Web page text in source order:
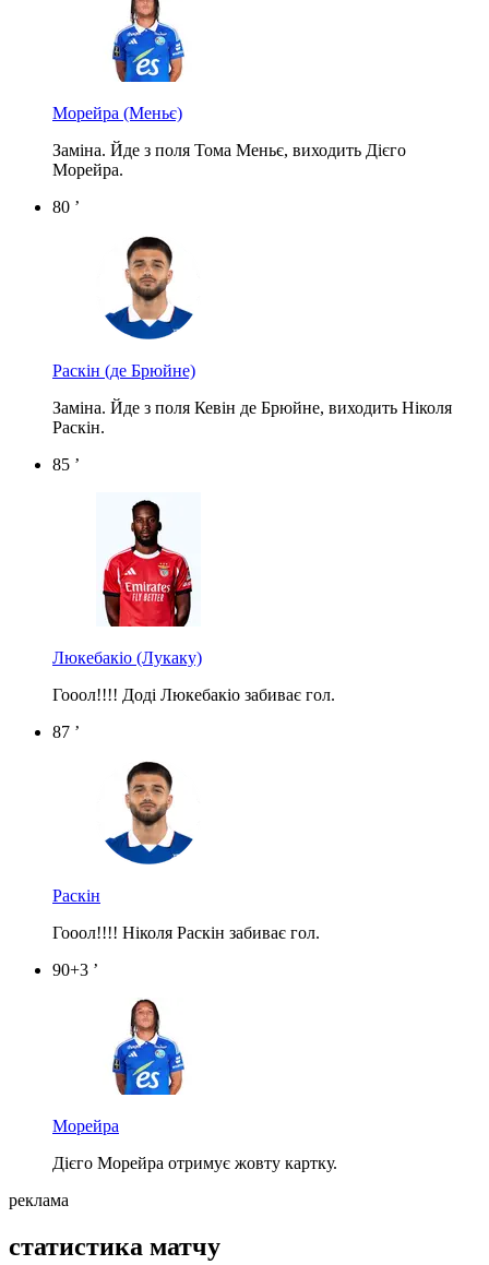
Морейра (Меньє)
Заміна. Йде з поля Тома Меньє, виходить Дієго
Морейра.
80 ’
Раскін (де Брюйне)
Заміна. Йде з поля Кевін де Брюйне, виходить Ніколя
Раскін.
85 ’
Люкебакіо (Лукаку)
Гооол!!!! Доді Люкебакіо забиває гол.
87 ’
Раскін
Гооол!!!! Ніколя Раскін забиває гол.
90+3 ’
Морейра
Дієго Морейра отримує жовту картку.
реклама
статистика матчу